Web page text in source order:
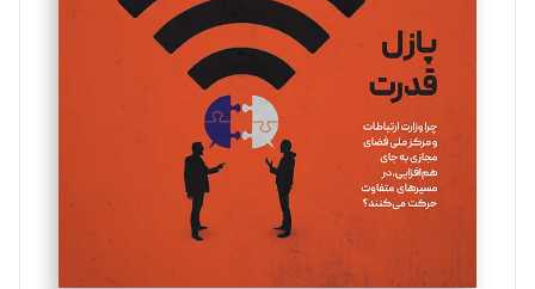
یسنا امان‌پور
تحریریه
ملینا جعفری
تحریریه
مصطفی مسجدی آرانی